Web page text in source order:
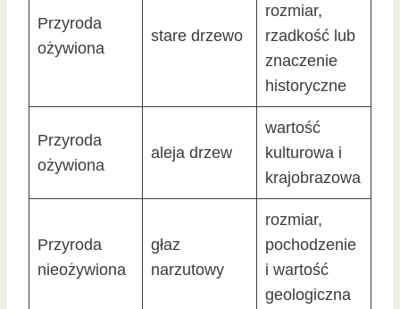
Przyroda
ożywiona
stare drzewo
rozmiar,
rzadkość lub
znaczenie
historyczne
Przyroda
ożywiona
aleja drzew
wartość
kulturowa i
krajobrazowa
Przyroda
nieożywiona
głaz
narzutowy
rozmiar,
pochodzenie
i wartość
geologiczna